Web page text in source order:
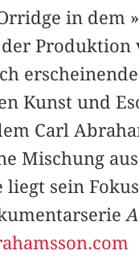
in dem
Produktion
Kunst und
Carl
Mischung
sein